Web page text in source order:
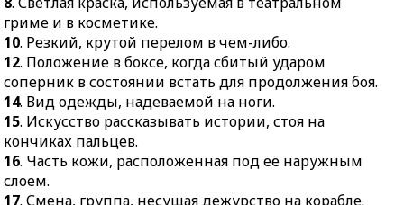
21.Символ
бесповоротного
решения.
24.Небольшой бедный
домик.
25.Свиное копчёное
бедро.
26.Требование, приказ,
закон.
планка для
изготовления рамок.
23.Мелкое двукрылое
насекомое с остро
жалящим хоботком.
гриме и в косметике.
10. Резкий, крутой перелом в чем-либо.
12. Положение в боксе, когда сбитый ударом
соперник в состоянии встать для продолжения боя.
14. Вид одежды, надеваемой на ноги.
15. Искусство рассказывать истории, стоя на
кончиках пальцев.
16. Часть кожи, расположенная под её наружным
слоем.
17. Смена, группа, несущая дежурство на корабле.